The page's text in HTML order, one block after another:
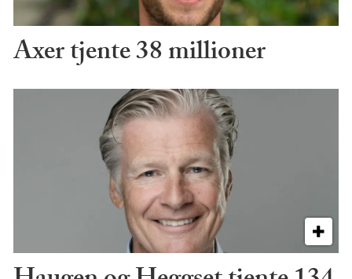
Axer tjente 38 millioner